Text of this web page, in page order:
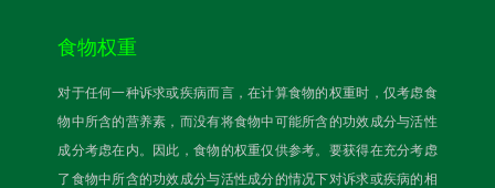
食物权重
对于任何一种诉求或疾病而言，在计算食物的权重时，仅考虑食
物中所含的营养素，而没有将食物中可能所含的功效成分与活性
成分考虑在内。因此，食物的权重仅供参考。要获得在充分考虑
了食物中所含的功效成分与活性成分的情况下对诉求或疾病的相